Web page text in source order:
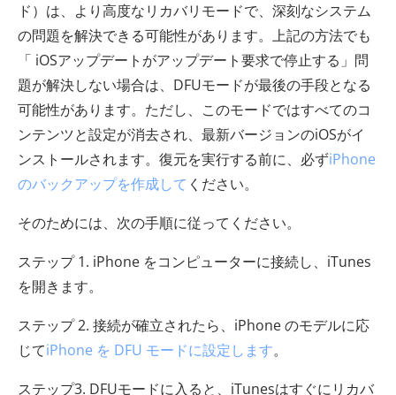
ド）は、より高度なリカバリモードで、深刻なシステム
の問題を解決できる可能性があります。上記の方法でも
「 iOSアップデートがアップデート要求で停止する」問
題が解決しない場合は、DFUモードが最後の手段となる
可能性があります。ただし、このモードではすべてのコ
ンテンツと設定が消去され、最新バージョンのiOSがイ
ンストールされます。復元を実行する前に、必ずiPhone
のバックアップを作成して ください。
そのためには、次の手順に従ってください。
ステップ 1. iPhone をコンピューターに接続し、iTunes
を開きます。
ステップ 2. 接続が確立されたら、iPhone のモデルに応
じてiPhone を DFU モードに設定します。
ステップ3. DFUモードに入ると、iTunesはすぐにリカバ